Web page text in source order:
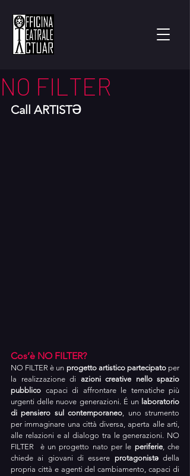
NO FILTER
Call ARTISTə
Cos’è NO FILTER?
NO FILTER è un progetto artistico partecipato per
la realizzazione di azioni creative nello spazio
pubblico capaci di affrontare le tematiche più
urgenti delle nuove generazioni. É un laboratorio
di pensiero sul contemporaneo, uno strumento
per immaginare una città diversa, aperta alle arti,
alle relazioni e al dialogo tra le generazioni. NO
FILTER  è un progetto nato per le periferie, che
chiede ai giovani di essere protagonistə della
propria città e agenti del cambiamento, capaci di